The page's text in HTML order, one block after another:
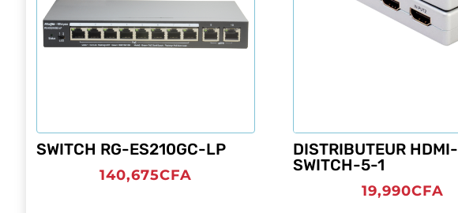
SWITCH RG-ES210GC-LP
140,675CFA
DISTRIBUTEUR HDMI-
SWITCH-5-1
19,990CFA